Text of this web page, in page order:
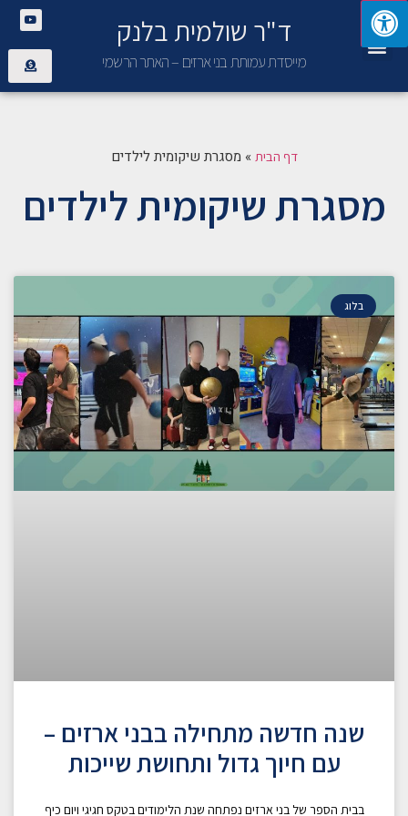
ד"ר שולמית בלנק
מייסדת עמותת בני ארזים – האתר הרשמי
דף הבית » מסגרת שיקומית לילדים
מסגרת שיקומית לילדים
בלוג
שנה חדשה מתחילה בבני ארזים –
עם חיוך גדול ותחושת שייכות
בבית הספר של בני ארזים נפתחה שנת הלימודים בטקס חגיגי ויום כיף